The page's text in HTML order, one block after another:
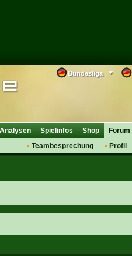
Bundesliga
Analysen Spielinfos Shop
Forum
Teambesprechung
Saisonübergang
Profil